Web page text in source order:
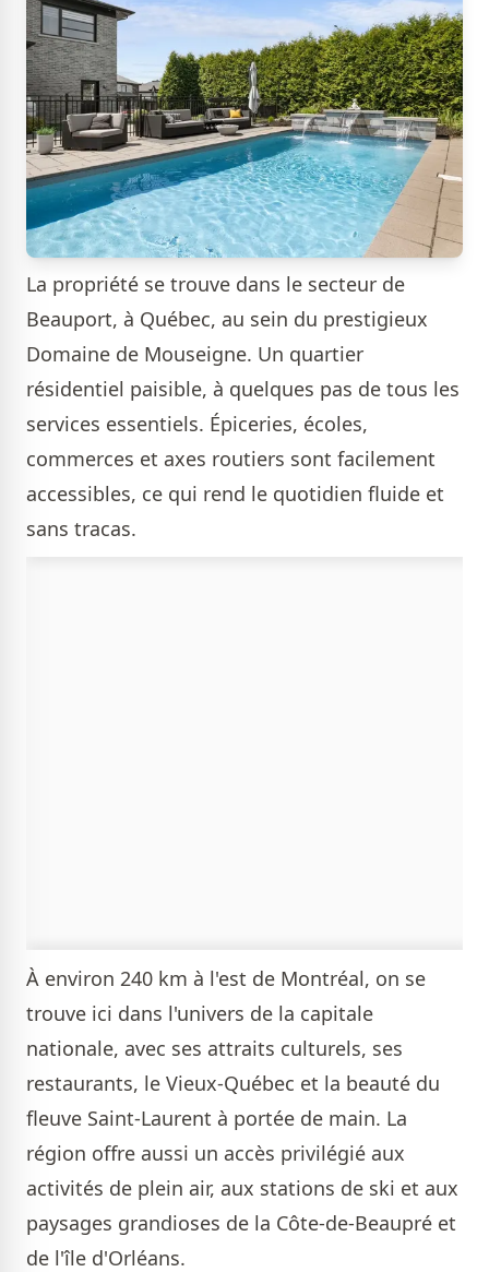
La propriété se trouve dans le secteur de
Beauport, à Québec, au sein du prestigieux
Domaine de Mouseigne. Un quartier
résidentiel paisible, à quelques pas de tous les
services essentiels. Épiceries, écoles,
commerces et axes routiers sont facilement
accessibles, ce qui rend le quotidien fluide et
sans tracas.
À environ 240 km à l'est de Montréal, on se
trouve ici dans l'univers de la capitale
nationale, avec ses attraits culturels, ses
restaurants, le Vieux-Québec et la beauté du
fleuve Saint-Laurent à portée de main. La
région offre aussi un accès privilégié aux
activités de plein air, aux stations de ski et aux
paysages grandioses de la Côte-de-Beaupré et
de l'île d'Orléans.